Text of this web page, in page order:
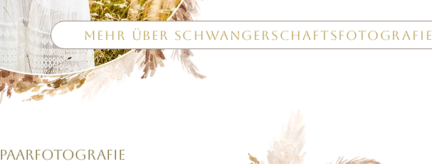
Mehr über Schwangerschaftsfotografie
Paarfotografie